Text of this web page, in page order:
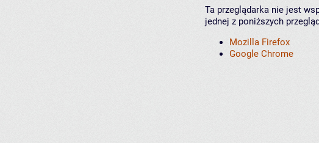
Ta przeglądarka nie jest
jednej z poniższych
Mozilla Firefox
Google Chrome